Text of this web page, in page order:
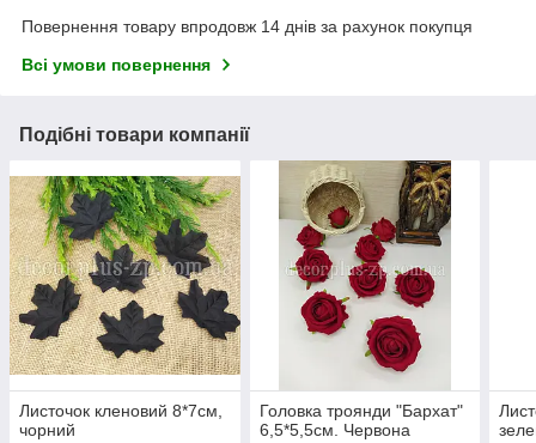
Повернення товару впродовж 14 днів за рахунок покупця
Всі умови повернення
Подібні товари компанії
Листочок кленовий 8*7см,
чорний
Головка троянди "Бархат"
6,5*5,5см. Червона